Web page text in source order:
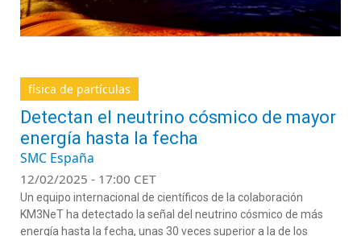
física de partículas
Detectan el neutrino cósmico de mayor
energía hasta la fecha
SMC España
12/02/2025 - 17:00 CET
Un equipo internacional de científicos de la colaboración
KM3NeT ha detectado la señal del neutrino cósmico de más
energía hasta la fecha, unas 30 veces superior a la de los